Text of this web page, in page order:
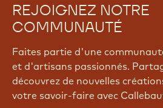
v
=
e
i
i
M
O
REJOIGNEZ NOTRE
COMMUNAUTÉ
Faites partie d'une
et d'artisans passionnés.
découvrez de nouvelles
votre savoir-faire avec